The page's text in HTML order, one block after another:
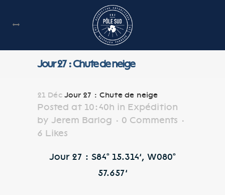
Jour 27 : Chute de neige
21 DécJour 27 : Chute de neige
Posted at 10:40h in Expédition
by Jerem Barlog
0 Comments
6 Likes
Jour 27 : S84° 15.314’, W080°
57.657’